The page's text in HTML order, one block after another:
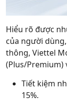
Hiểu rõ được
của người
thông, Viettel
(Plus/Premium)
Tiết kiệm
15%.